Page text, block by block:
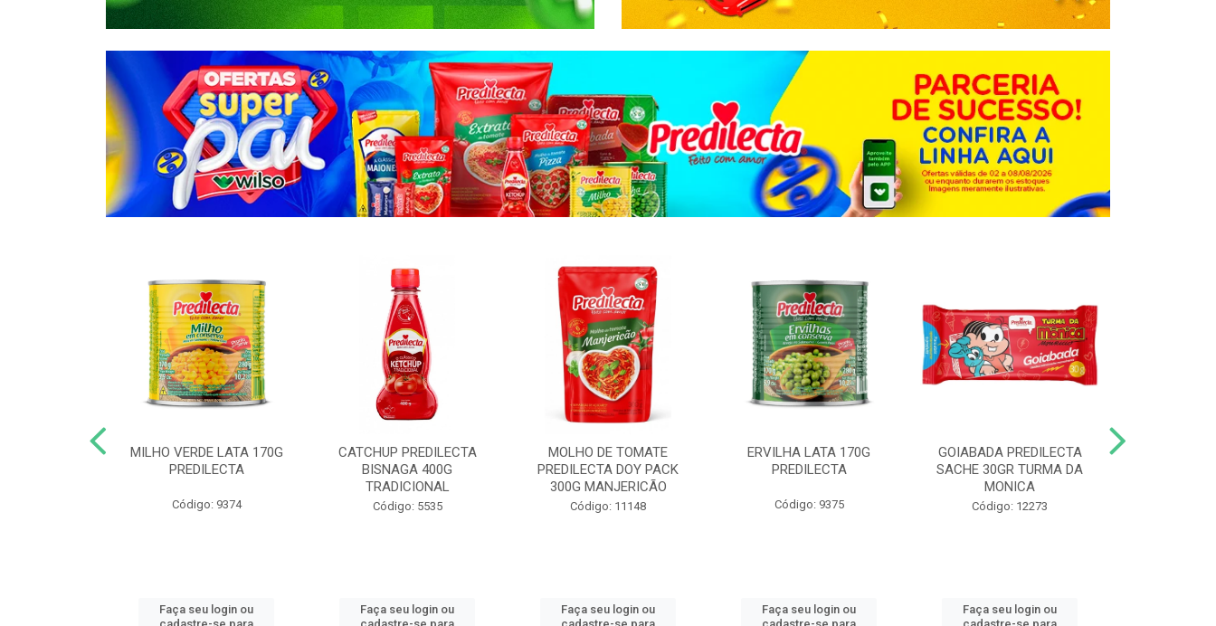
MILHO VERDE LATA 170G
PREDILECTA
Código: 9374
Faça seu login ou
CATCHUP PREDILECTA
BISNAGA 400G
TRADICIONAL
Código: 5535
Faça seu login ou
MOLHO DE TOMATE
PREDILECTA DOY PACK
300G MANJERICÃO
Código: 11148
Faça seu login ou
ERVILHA LATA 170G
PREDILECTA
Código: 9375
Faça seu login ou
GOIABADA PREDILECTA
SACHE 30GR TURMA DA
MONICA
Código: 12273
Faça seu login ou